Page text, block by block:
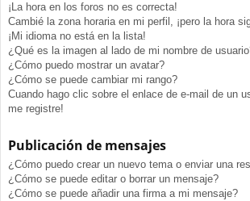
¡La hora en los foros no es correcta!
Cambié la zona horaria en mi perfil, ¡pero la hora
¡Mi idioma no está en la lista!
¿Qué es la imagen al lado de mi nombre de
¿Cómo puedo mostrar un avatar?
¿Cómo se puede cambiar mi rango?
Cuando hago clic sobre el enlace de e-mail de un
me registre!
Publicación de mensajes
¿Cómo puedo crear un nuevo tema o enviar una
¿Cómo se puede editar o borrar un mensaje?
¿Cómo se puede añadir una firma a mi mensaje?